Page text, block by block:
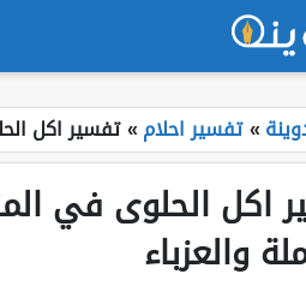
»تفسير احلام»تفسير اكل
اكل الحلوى في
والعزباء